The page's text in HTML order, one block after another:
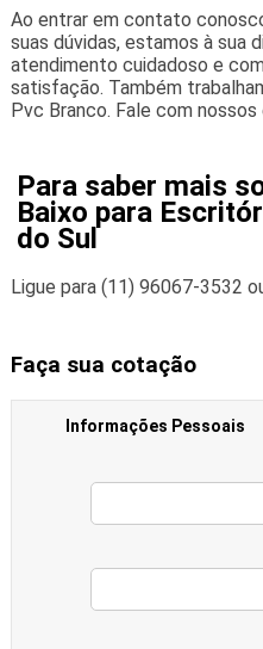
Ao entrar em contato
suas dúvidas, estamos à sua
atendimento cuidadoso e
satisfação. Também
Pvc Branco. Fale com
Para saber mais
Baixo para
do Sul
Ligue para (11) 96067-3532
Faça sua cotação
Informações Pessoais